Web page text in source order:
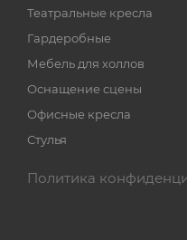
Театральные кресла
Гардеробные
Мебель для холлов
Оснащение сцены
Офисные кресла
Стулья
Политика